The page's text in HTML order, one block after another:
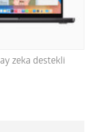
zeka destekli